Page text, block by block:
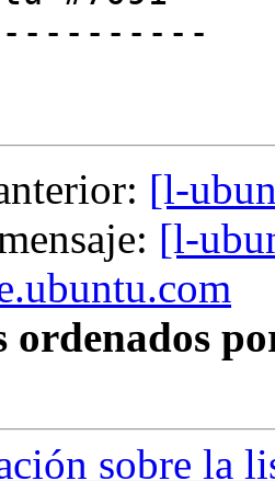
[l-
[l-
ordenados
sobre la